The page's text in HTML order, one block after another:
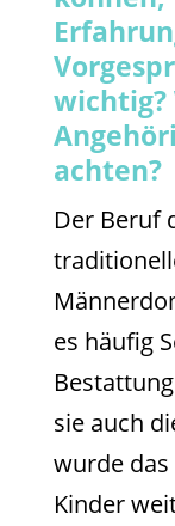
wichtig?
achten?
Der Beruf
es häufig
sie auch
wurde das
Kinder